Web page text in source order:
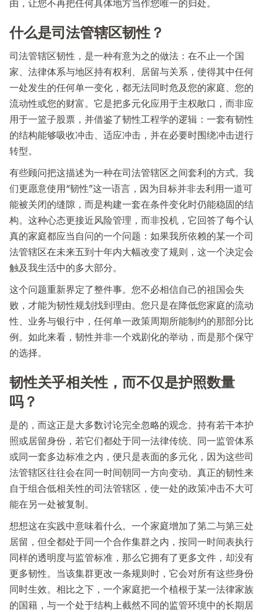
由，让您不再把任何具体地方当作您唯一的归处。
什么是司法管辖区韧性？
司法管辖区韧性，是一种有意为之的做法：在不止一个国
家、法律体系与地区持有权利、居留与关系，使得其中任何
一处发生的任何单一变化，都无法同时危及您的家庭、您的
流动性或您的财富。它是把多元化应用于主权敞口，而非应
用于一篮子股票，并借鉴了韧性工程学的逻辑：一套有韧性
的结构能够吸收冲击、适应冲击，并在必要时围绕冲击进行
转型。
有些顾问把这描述为一种在司法管辖区之间套利的方式。我
们更愿意使用“韧性”这一语言，因为目标并非去利用一道可
能被关闭的缝隙，而是构建一套在条件变化时仍能稳固的结
构。这种心态更接近风险管理，而非投机，它回答了每个认
真的家庭都应当自问的一个问题：如果我所依赖的某一个司
法管辖区在未来五到十年内大幅改变了规则，这一个决定会
触及我生活中的多大部分。
这个问题重新界定了整件事。您不必相信自己的祖国会失
败，才能为韧性规划找到理由。您只是在降低您家庭的流动
性、业务与银行中，任何单一政策周期所能制约的那部分比
例。如此来看，韧性并非一个戏剧化的举动，而是那个保守
的选择。
韧性关乎相关性，而不仅是护照数量
吗？
是的，而这正是大多数讨论完全忽略的观念。持有若干本护
照或居留身份，若它们都处于同一法律传统、同一监管体系
或同一套多边标准之内，便只是表面的多元化，因为这些司
法管辖区往往会在同一时间朝同一方向变动。真正的韧性来
自于组合低相关性的司法管辖区，使一处的政策冲击不大可
能在另一处被复制。
想想这在实践中意味着什么。一个家庭增加了第二与第三处
居留，但全都处于同一个合作集群之内，按同一时间表执行
同样的透明度与监管标准，那么它拥有了更多文件，却没有
更多韧性。当该集群更改一条规则时，它会对所有这些身份
同时生效。相比之下，一个家庭把一个植根于某一法律家族
的国籍，与一个处于结构上截然不同的监管环境中的长期居